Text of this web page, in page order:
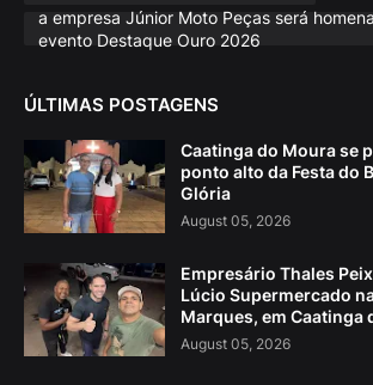
a empresa Júnior Moto Peças será
evento Destaque Ouro 2026
ÚLTIMAS POSTAGENS
Caatinga do Moura se
ponto alto da Festa do
Glória
August 05, 2026
Empresário Thales
Lúcio Supermercado
Marques, em Caatinga
August 05, 2026